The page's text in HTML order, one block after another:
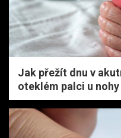
Jak přežít dnu v
oteklém palci u